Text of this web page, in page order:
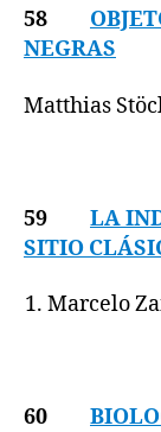
58
NEGRAS
Matthias
59
LA
SITIO
Marcelo
60